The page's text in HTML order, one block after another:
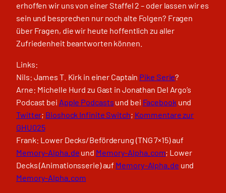
erhoffen wir uns von einer Staffel 2 – oder lassen wir es
sein und besprechen nur noch alte Folgen? Fragen
über Fragen, die wir heute hoffentlich zu aller
Zufriedenheit beantworten können.
Links:
Nils: James T. Kirk in einer Captain Pike Serie?
Arne: Michelle Hurd zu Gast in Jonathan Del Argo’s
Podcast bei Apple Podcasts und bei Facebook und
Twitter; Bioshock Infinite Switch; Kommentare zur
GHU025
Frank: Lower Decks/Beförderung (TNG 7×15) auf
Memory-Alpha.de und Memory-Alpha.com; Lower
Decks (Animationsserie) auf Memory-Alpha.de und
Memory-Alpha.com